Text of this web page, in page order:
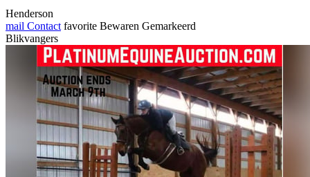
Henderson
mail Contact favorite Bewaren Gemarkeerd
Blikvangers